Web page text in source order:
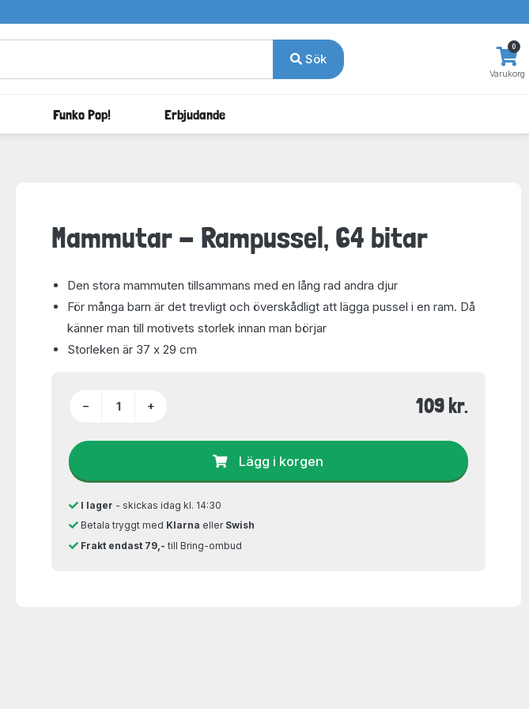
Sök
Varukorg
0
Funko Pop! Erbjudande
Mammutar - Rampussel, 64 bitar
Den stora mammuten tillsammans med en lång rad andra djur
För många barn är det trevligt och överskådligt att lägga pussel i en ram. Då
känner man till motivets storlek innan man börjar
Storleken är 37 x 29 cm
− + 109 kr.
Lägg i korgen
I lager - skickas idag kl. 14:30
Betala tryggt med Klarna eller Swish
Frakt endast 79,- till Bring-ombud